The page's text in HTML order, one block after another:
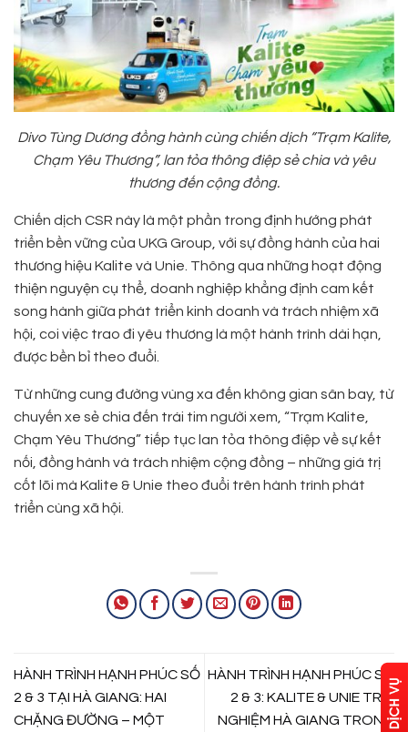
Divo Tùng Dương đồng hành cùng chiến dịch “Trạm Kalite,
Chạm Yêu Thương”, lan tỏa thông điệp sẻ chia và yêu
thương đến cộng đồng.
Chiến dịch CSR này là một phần trong định hướng phát
triển bền vững của UKG Group, với sự đồng hành của hai
thương hiệu Kalite và Unie. Thông qua những hoạt động
thiện nguyện cụ thể, doanh nghiệp khẳng định cam kết
song hành giữa phát triển kinh doanh và trách nhiệm xã
hội, coi việc trao đi yêu thương là một hành trình dài hạn,
được bền bỉ theo đuổi.
Từ những cung đường vùng xa đến không gian sân bay, từ
chuyến xe sẻ chia đến trái tim người xem, “Trạm Kalite,
Chạm Yêu Thương” tiếp tục lan tỏa thông điệp về sự kết
nối, đồng hành và trách nhiệm cộng đồng – những giá trị
cốt lõi mà Kalite & Unie theo đuổi trên hành trình phát
triển cùng xã hội.
HÀNH TRÌNH HẠNH PHÚC SỐ
2 & 3 TẠI HÀ GIANG: HAI
CHẶNG ĐƯỜNG – MỘT
HÀNH TRÌNH HẠNH PHÚC SỐ
2 & 3: KALITE & UNIE TRẢI
NGHIỆM HÀ GIANG TRONG